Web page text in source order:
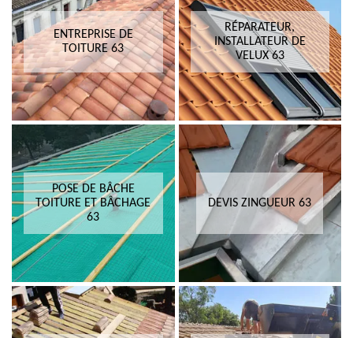
ENTREPRISE DE
TOITURE 63
RÉPARATEUR,
INSTALLATEUR DE
VELUX 63
POSE DE BÂCHE
TOITURE ET BÂCHAGE
63
DEVIS ZINGUEUR 63